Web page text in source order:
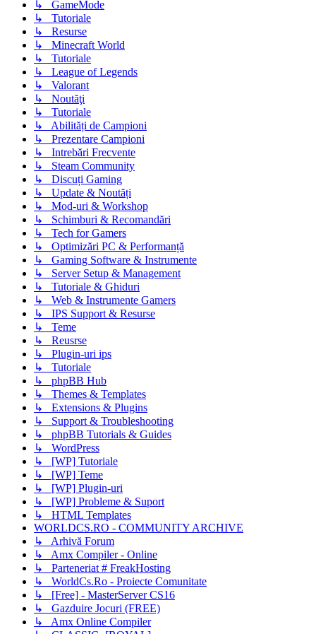
↳ GameMode
↳ Tutoriale
↳ Resurse
↳ Minecraft World
↳ Tutoriale
↳ League of Legends
↳ Valorant
↳ Noutăţi
↳ Tutoriale
↳ Abilități de Campioni
↳ Prezentare Campioni
↳ Intrebări Frecvente
↳ Steam Community
↳ Discuți Gaming
↳ Update & Noutăți
↳ Mod-uri & Workshop
↳ Schimburi & Recomandări
↳ Tech for Gamers
↳ Optimizări PC & Performanță
↳ Gaming Software & Instrumente
↳ Server Setup & Management
↳ Tutoriale & Ghiduri
↳ Web & Instrumente Gamers
↳ IPS Support & Resurse
↳ Teme
↳ Reusrse
↳ Plugin-uri ips
↳ Tutoriale
↳ phpBB Hub
↳ Themes & Templates
↳ Extensions & Plugins
↳ Support & Troubleshooting
↳ phpBB Tutorials & Guides
↳ WordPress
↳ [WP] Tutoriale
↳ [WP] Teme
↳ [WP] Plugin-uri
↳ [WP] Probleme & Suport
↳ HTML Templates
WORLDCS.RO - COMMUNITY ARCHIVE
↳ Arhivă Forum
↳ Amx Compiler - Online
↳ Parteneriat # FreakHosting
↳ WorldCs.Ro - Proiecte Comunitate
↳ [Free] - MasterServer CS16
↳ Gazduire Jocuri (FREE)
↳ Amx Online Compiler